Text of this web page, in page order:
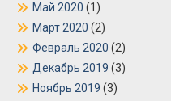
Май 2020 (1)
Март 2020 (2)
Февраль 2020 (2)
Декабрь 2019 (3)
Ноябрь 2019 (3)